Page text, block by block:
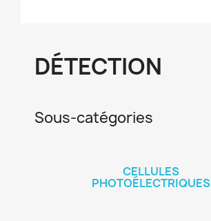
DÉTECTION
Sous-catégories
CELLULES
PHOTOÉLECTRIQUES